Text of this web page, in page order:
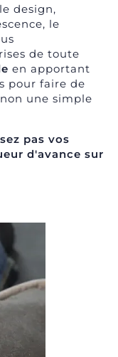
design,
, le
de toute
en apportant
pour faire de
une simple
pas vos
d'avance sur